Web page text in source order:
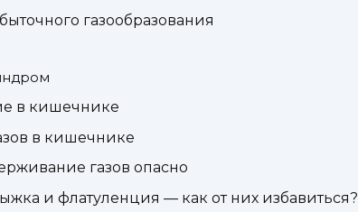
газообразования
в кишечнике
в кишечнике
газов опасно
и флатуленция — как от них избавиться?